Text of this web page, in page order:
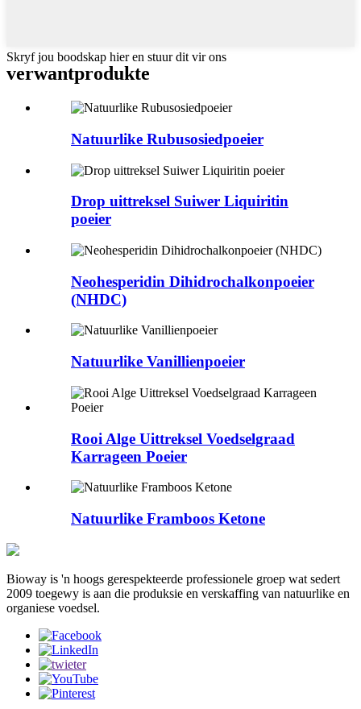
Skryf jou boodskap hier en stuur dit vir ons
verwantprodukte
Natuurlike Rubusosiedpoeier
Drop uittreksel Suiwer Liquiritin
poeier
Neohesperidin Dihidrochalkonpoeier
(NHDC)
Natuurlike Vanillienpoeier
Rooi Alge Uittreksel Voedselgraad
Karrageen Poeier
Natuurlike Framboos Ketone
Bioway is 'n hoogs gerespekteerde professionele groep wat sedert
2009 toegewy is aan die produksie en verskaffing van natuurlike en
organiese voedsel.